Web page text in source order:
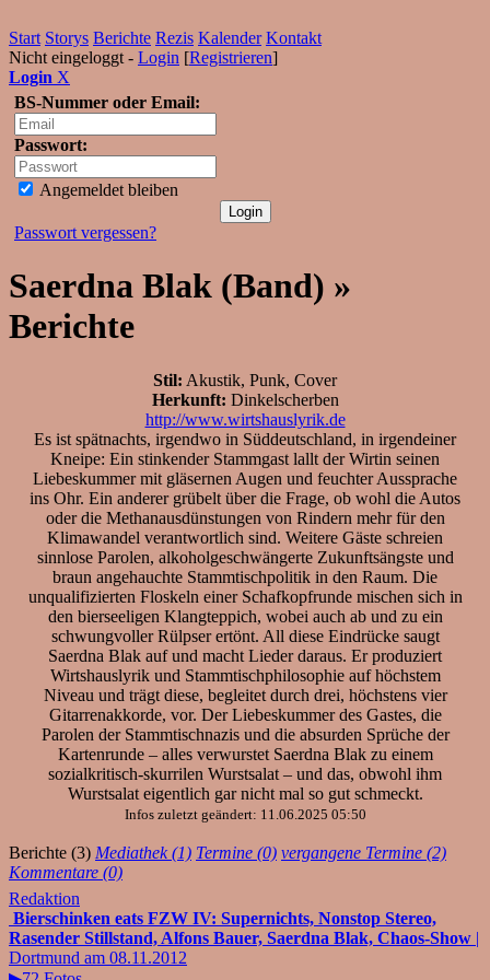
Start Storys Berichte Rezis Kalender Kontakt
Nicht eingeloggt - Login [Registrieren]
Login X
BS-Nummer oder Email:
Passwort:
Angemeldet bleiben
Passwort vergessen?
Saerdna Blak (Band) »
Berichte
Stil: Akustik, Punk, Cover
Herkunft: Dinkelscherben
http://www.wirtshauslyrik.de
Es ist spätnachts, irgendwo in Süddeutschland, in irgendeiner
Kneipe: Ein stinkender Stammgast lallt der Wirtin seinen
Liebeskummer mit gläsernen Augen und feuchter Aussprache
ins Ohr. Ein anderer grübelt über die Frage, ob wohl die Autos
oder die Methanausdünstungen von Rindern mehr für den
Klimawandel verantwortlich sind. Weitere Gäste schreien
sinnlose Parolen, alkoholgeschwängerte Zukunftsängste und
braun angehauchte Stammtischpolitik in den Raum. Die
unqualifizierten Floskeln einer Schafkopfrunde mischen sich in
den bierseeligen Klangteppich, wobei auch ab und zu ein
schwungvoller Rülpser ertönt. All diese Eindrücke saugt
Saerdna Blak auf und macht Lieder daraus. Er produziert
Wirtshauslyrik und Stammtischphilosophie auf höchstem
Niveau und trägt diese, begleitet durch drei, höchstens vier
Gitarrenakkorde, vor. Der Liebeskummer des Gastes, die
Parolen der Stammtischnazis und die absurden Sprüche der
Kartenrunde – alles verwurstet Saerdna Blak zu einem
sozialkritisch-skurrilen Wurstsalat – und das, obwohl ihm
Wurstsalat eigentlich gar nicht mal so gut schmeckt.
Infos zuletzt geändert: 11.06.2025 05:50
Berichte (3) Mediathek (1) Termine (0) vergangene Termine (2)
Kommentare (0)
Redaktion
Bierschinken eats FZW IV: Supernichts, Nonstop Stereo,
Rasender Stillstand, Alfons Bauer, Saerdna Blak, Chaos-Show |
Dortmund am 08.11.2012